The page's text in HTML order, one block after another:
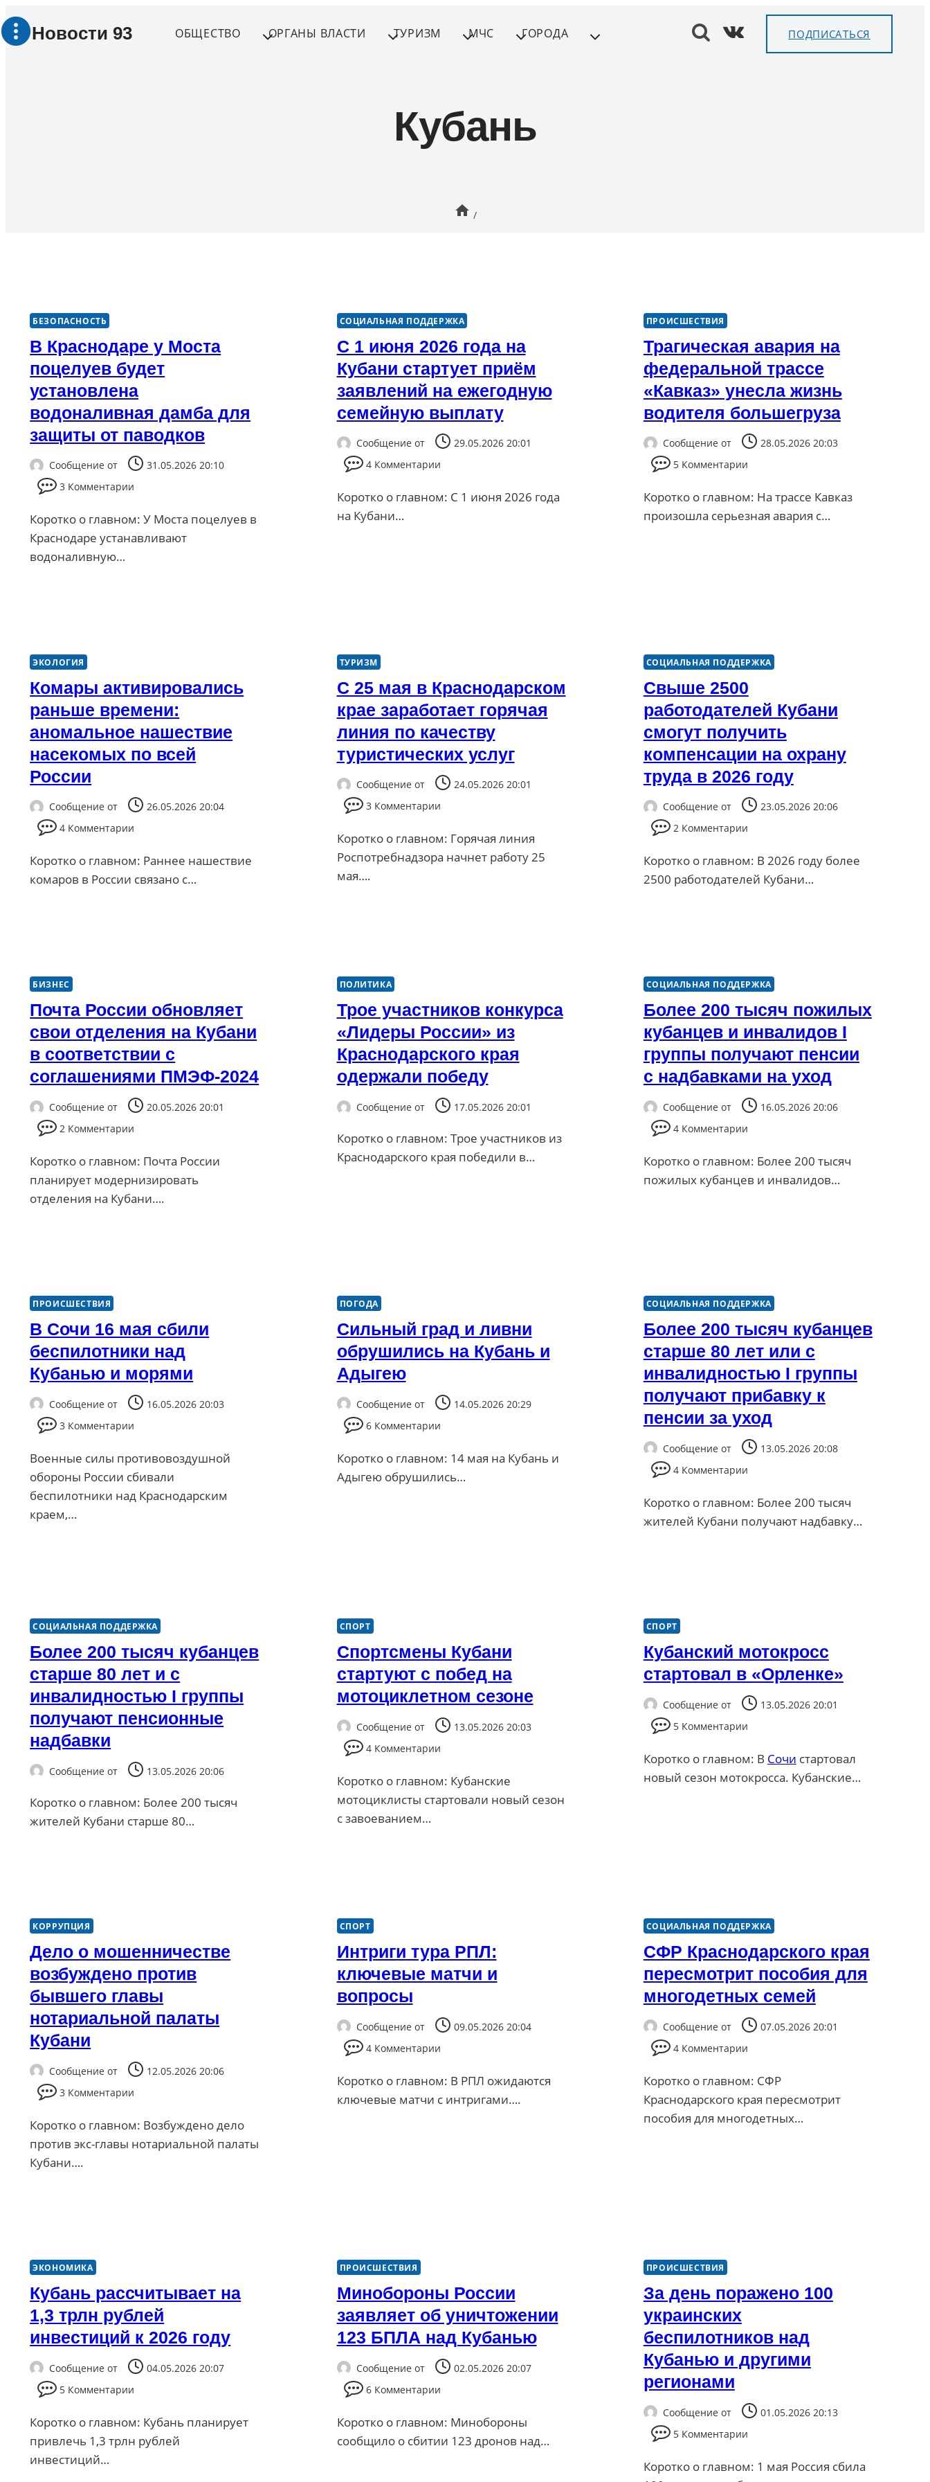
Перейти
Новости 93 ОБЩЕСТВО ОРГАНЫ ВЛАСТИ ТУРИЗМ МЧС ГОРОДА ПОДПИСАТЬСЯ
Кубань
/
БЕЗОПАСНОСТЬ
В Краснодаре у Моста
поцелуев будет
установлена
водоналивная дамба для
защиты от паводков
Сообщение от
31.05.2026 20:10
3 Комментарии
Коротко о главном: У Моста поцелуев в
Краснодаре устанавливают
водоналивную…
СОЦИАЛЬНАЯ ПОДДЕРЖКА
С 1 июня 2026 года на
Кубани стартует приём
заявлений на ежегодную
семейную выплату
Сообщение от
29.05.2026 20:01
4 Комментарии
Коротко о главном: С 1 июня 2026 года
на Кубани…
ПРОИСШЕСТВИЯ
Трагическая авария на
федеральной трассе
«Кавказ» унесла жизнь
водителя большегруза
Сообщение от
28.05.2026 20:03
5 Комментарии
Коротко о главном: На трассе Кавказ
произошла серьезная авария с…
ЭКОЛОГИЯ
Комары активировались
раньше времени:
аномальное нашествие
насекомых по всей
России
Сообщение от
26.05.2026 20:04
4 Комментарии
Коротко о главном: Раннее нашествие
комаров в России связано с…
ТУРИЗМ
С 25 мая в Краснодарском
крае заработает горячая
линия по качеству
туристических услуг
Сообщение от
24.05.2026 20:01
3 Комментарии
Коротко о главном: Горячая линия
Роспотребнадзора начнет работу 25
мая….
СОЦИАЛЬНАЯ ПОДДЕРЖКА
Свыше 2500
работодателей Кубани
смогут получить
компенсации на охрану
труда в 2026 году
Сообщение от
23.05.2026 20:06
2 Комментарии
Коротко о главном: В 2026 году более
2500 работодателей Кубани…
БИЗНЕС
Почта России обновляет
свои отделения на Кубани
в соответствии с
соглашениями ПМЭФ-2024
Сообщение от
20.05.2026 20:01
2 Комментарии
Коротко о главном: Почта России
планирует модернизировать
отделения на Кубани….
ПОЛИТИКА
Трое участников конкурса
«Лидеры России» из
Краснодарского края
одержали победу
Сообщение от 17.05.2026 20:01
Коротко о главном: Трое участников из
Краснодарского края победили в…
СОЦИАЛЬНАЯ ПОДДЕРЖКА
Более 200 тысяч пожилых
кубанцев и инвалидов I
группы получают пенсии
с надбавками на уход
Сообщение от
16.05.2026 20:06
4 Комментарии
Коротко о главном: Более 200 тысяч
пожилых кубанцев и инвалидов…
ПРОИСШЕСТВИЯ
В Сочи 16 мая сбили
беспилотники над
Кубанью и морями
Сообщение от
16.05.2026 20:03
3 Комментарии
Военные силы противовоздушной
обороны России сбивали
беспилотники над Краснодарским
краем,…
ПОГОДА
Сильный град и ливни
обрушились на Кубань и
Адыгею
Сообщение от
14.05.2026 20:29
6 Комментарии
Коротко о главном: 14 мая на Кубань и
Адыгею обрушились…
СОЦИАЛЬНАЯ ПОДДЕРЖКА
Более 200 тысяч кубанцев
старше 80 лет или с
инвалидностью I группы
получают прибавку к
пенсии за уход
Сообщение от
13.05.2026 20:08
4 Комментарии
Коротко о главном: Более 200 тысяч
жителей Кубани получают надбавку…
СОЦИАЛЬНАЯ ПОДДЕРЖКА
Более 200 тысяч кубанцев
старше 80 лет и с
инвалидностью I группы
получают пенсионные
надбавки
Сообщение от 13.05.2026 20:06
Коротко о главном: Более 200 тысяч
жителей Кубани старше 80…
СПОРТ
Спортсмены Кубани
стартуют с побед на
мотоциклетном сезоне
Сообщение от
13.05.2026 20:03
4 Комментарии
Коротко о главном: Кубанские
мотоциклисты стартовали новый сезон
с завоеванием…
СПОРТ
Кубанский мотокросс
стартовал в «Орленке»
Сообщение от
13.05.2026 20:01
5 Комментарии
Коротко о главном: В Сочи стартовал
новый сезон мотокросса. Кубанские…
КОРРУПЦИЯ
Дело о мошенничестве
возбуждено против
бывшего главы
нотариальной палаты
Кубани
Сообщение от
12.05.2026 20:06
3 Комментарии
Коротко о главном: Возбуждено дело
против экс-главы нотариальной палаты
Кубани….
СПОРТ
Интриги тура РПЛ:
ключевые матчи и
вопросы
Сообщение от
09.05.2026 20:04
4 Комментарии
Коротко о главном: В РПЛ ожидаются
ключевые матчи с интригами….
СОЦИАЛЬНАЯ ПОДДЕРЖКА
СФР Краснодарского края
пересмотрит пособия для
многодетных семей
Сообщение от
07.05.2026 20:01
4 Комментарии
Коротко о главном: СФР
Краснодарского края пересмотрит
пособия для многодетных…
ЭКОНОМИКА
Кубань рассчитывает на
1,3 трлн рублей
инвестиций к 2026 году
Сообщение от
04.05.2026 20:07
5 Комментарии
Коротко о главном: Кубань планирует
привлечь 1,3 трлн рублей
инвестиций…
ПРОИСШЕСТВИЯ
Минобороны России
заявляет об уничтожении
123 БПЛА над Кубанью
Сообщение от
02.05.2026 20:07
6 Комментарии
Коротко о главном: Минобороны
сообщило о сбитии 123 дронов над…
ПРОИСШЕСТВИЯ
За день поражено 100
украинских
беспилотников над
Кубанью и другими
регионами
Сообщение от
01.05.2026 20:13
5 Комментарии
Коротко о главном: 1 мая Россия сбила